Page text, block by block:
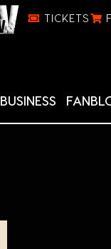
TICKETS
BUSINESS